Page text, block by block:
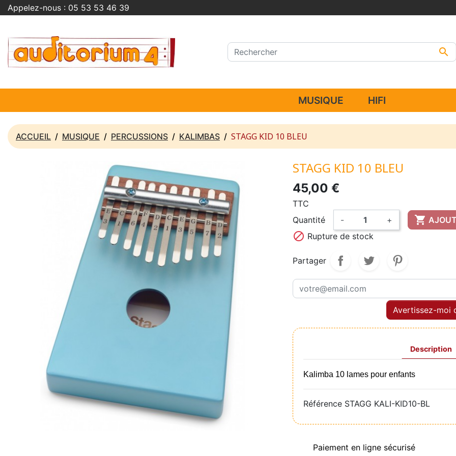
Appelez-nous : 05 53 53 46 39

MUSIQUE HIFI
ACCUEIL MUSIQUE PERCUSSIONS KALIMBAS STAGG KID 10 BLEU
STAGG KID 10 BLEU
45,00 €
TTC
Quantité
- + 
 Rupture de stock
Partager
Avertissez-moi
Description
Kalimba 10 lames pour enfants
Référence STAGG KALI-KID10-BL
Paiement en ligne sécurisé